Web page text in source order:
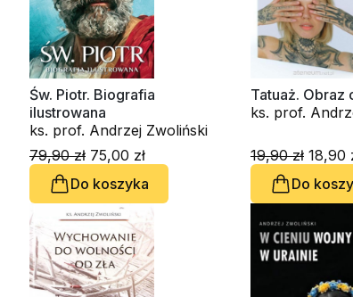
Św. Piotr. Biografia
ilustrowana
ks. prof. Andrzej Zwoliński
79,90 zł 75,00 zł
Do koszyka
Tatuaż. Obraz
ks. prof.
19,90 zł 18,90
Do